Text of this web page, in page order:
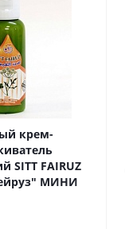
крем-
SITT FAIRUZ
МИНИ